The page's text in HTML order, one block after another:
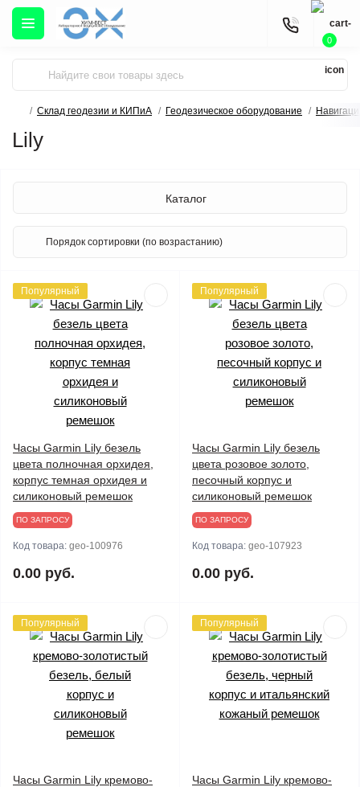
0
Склад геодезии и КИПиА Геодезическое оборудование
Lily
Каталог
Популярный
Часы Garmin Lily безель
цвета полночная орхидея,
корпус темная орхидея и
силиконовый ремешок
ПО ЗАПРОСУ
Код товара: geo-100976
0.00 руб.
Популярный
Часы Garmin Lily безель
цвета розовое золото,
песочный корпус и
силиконовый ремешок
ПО ЗАПРОСУ
Код товара: geo-107923
0.00 руб.
Популярный
Часы Garmin Lily кремово-
Популярный
Часы Garmin Lily кремово-